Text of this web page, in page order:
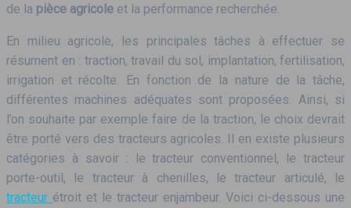
de la pièce agricole et la performance recherchée.
En milieu agricole, les principales tâches à effectuer se
résument en : traction, travail du sol, implantation, fertilisation,
irrigation et récolte. En fonction de la nature de la tâche,
différentes machines adéquates sont proposées. Ainsi, si
l’on souhaite par exemple faire de la traction, le choix devrait
être porté vers des tracteurs agricoles. Il en existe plusieurs
catégories à savoir : le tracteur conventionnel, le tracteur
porte-outil, le tracteur à chenilles, le tracteur articulé, le
tracteur étroit et le tracteur enjambeur. Voici ci-dessous une